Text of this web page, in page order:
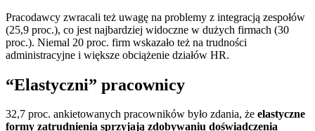
Pracodawcy zwracali też uwagę na problemy z integracją zespołów
(25,9 proc.), co jest najbardziej widoczne w dużych firmach (30
proc.). Niemal 20 proc. firm wskazało też na trudności
administracyjne i większe obciążenie działów HR.
“Elastyczni” pracownicy
32,7 proc. ankietowanych pracowników było zdania, że elastyczne
formy zatrudnienia sprzyjają zdobywaniu doświadczenia